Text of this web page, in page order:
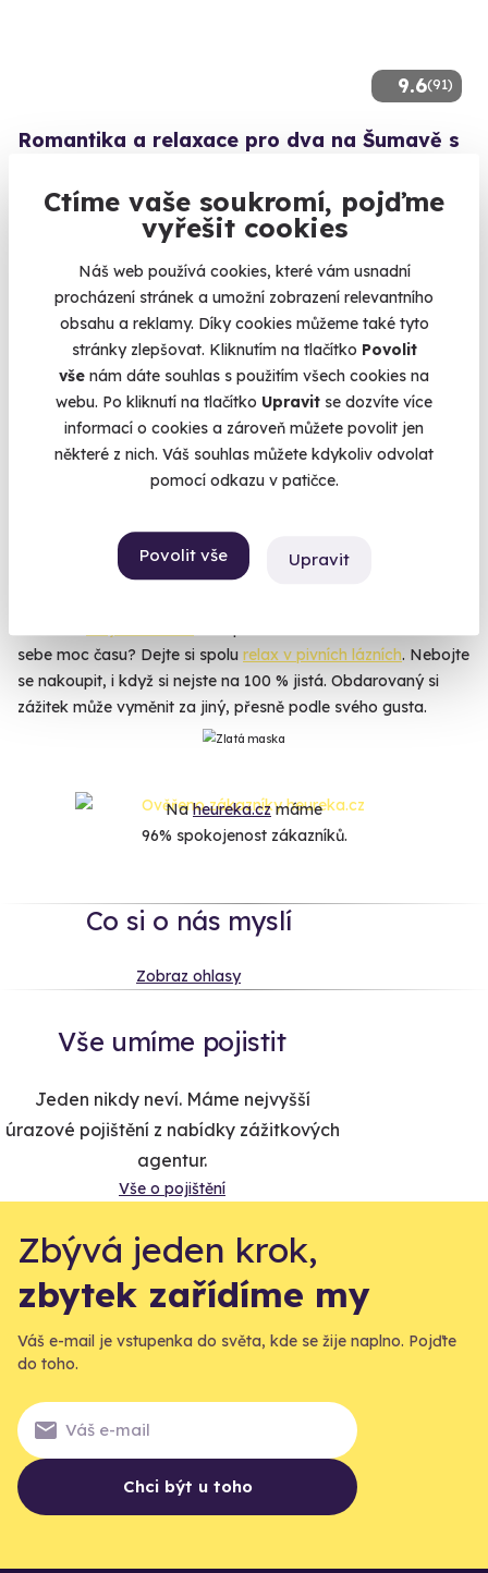
Ctíme vaše soukromí, pojďme
vyřešit cookies
Náš web používá cookies, které vám usnadní
procházení stránek a umožní zobrazení relevantního
obsahu a reklamy. Díky cookies můžeme také tyto
stránky zlepšovat. Kliknutím na tlačítko Povolit
vše nám dáte souhlas s použitím všech cookies na
webu. Po kliknutí na tlačítko Upravit se dozvíte více
informací o cookies a zároveň můžete povolit jen
některé z nich. Váš souhlas můžete kdykoliv odvolat
pomocí odkazu v patičce.
Povolit vše Upravit
9.6(91)
Romantika a relaxace pro dva na Šumavě s
Zaposlouchat se ve dvou do šumění boubínského pralesa a
cáchat se v bazénu s lahví dobrého vína.
8 890 Kč
Zobrazit zážitky na mapě
Muž vašeho života si zaslouží ten nejlepší dárek. Jaký? No
přece ten, na který bude ještě dloho vzpomínat.
slušnou zásobu. Má rád rychlá auta? Co takhle jízda v
Lamborghini na okruhu? Je drsňák? Pošlete ho na
sebe moc času? Dejte si spolu relax v pivních lázních. Nebojte
se nakoupit, i když si nejste na 100 % jistá. Obdarovaný si
zážitek může vyměnit za jiný, přesně podle svého gusta.
Naheureka.czmáme
96% spokojenost zákazníků.
Co si o nás myslí
Zobraz ohlasy
Vše umíme pojistit
Jeden nikdy neví. Máme nejvyšší
úrazové pojištění z nabídky zážitkových
agentur.
Vše o pojištění
Zbývá jeden krok,
zbytek zařídíme my
Váš e-mail je vstupenka do světa, kde se žije naplno. Pojďte
do toho.
Chci být u toho